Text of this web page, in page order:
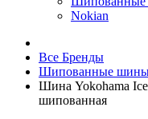
Nokian
Все Бренды
Шипованные
Шина Yokohama
шипованная